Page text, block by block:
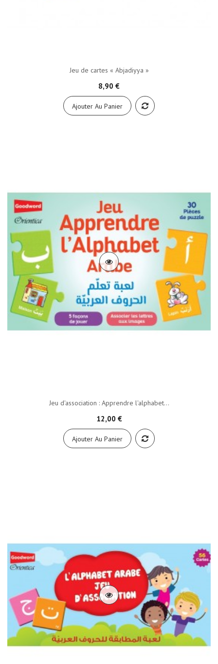
Jeu de cartes « Abjadiyya »
8,90 €
Ajouter Au Panier
Jeu d'association : Apprendre l'alphabet...
12,00 €
Ajouter Au Panier